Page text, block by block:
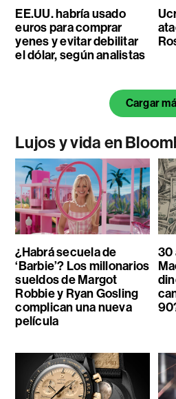
EE.UU. habría usado
euros para comprar
yenes y evitar debilitar
el dólar, según analistas
Cargar
Lujos y vida en
¿Habrá secuela de
‘Barbie’? Los millonarios
sueldos de Margot
Robbie y Ryan Gosling
complican una nueva
película
30